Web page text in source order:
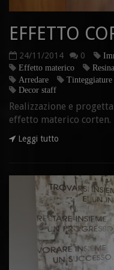
EFFETTO
24/11/2014 0
Effetto materico
Resina
Arredare
Tinteggiature
Decor staff
Realizzazione e
effetto materico corten.
Leggi tutto